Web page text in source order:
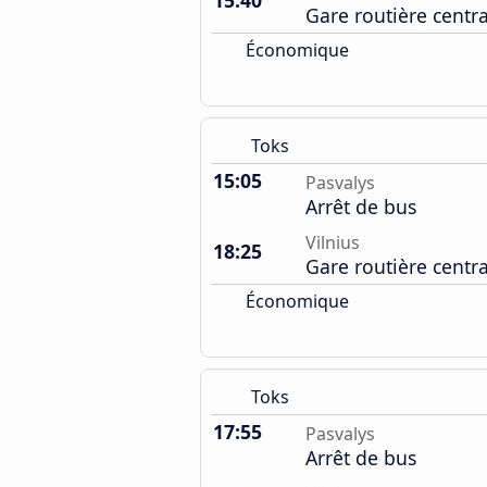
Gare routière
Économique
Toks
15:05 Pasvalys
Arrêt de bus
18:25
Vilnius
Gare routière
Économique
Toks
17:55 Pasvalys
Arrêt de bus